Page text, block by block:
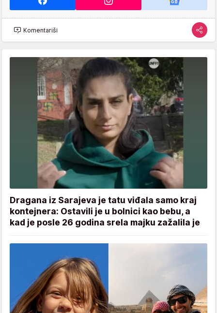
Komentariši
Dragana iz Sarajeva je tatu viđala samo kraj
kontejnera: Ostavili je u bolnici kao bebu, a
kad je posle 26 godina srela majku zažalila je